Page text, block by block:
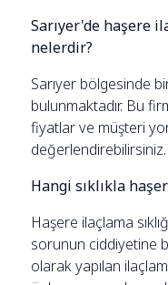
Sarıyer'de haşere
nelerdir?
Sarıyer bölgesinde
bulunmaktadır. Bu
fiyatlar ve müşteri
değerlendirebilirsiniz.
Hangi sıklıkla
Haşere ilaçlama
sorunun ciddiyetine
olarak yapılan